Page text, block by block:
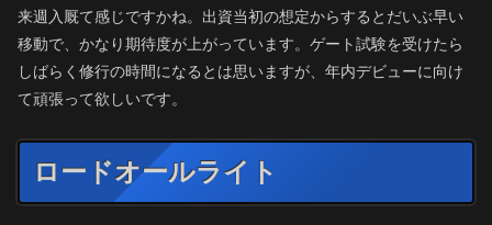
来週入厩て感じですかね。出資当初の想定からするとだいぶ早い
移動で、かなり期待度が上がっています。ゲート試験を受けたら
しばらく修行の時間になるとは思いますが、年内デビューに向け
て頑張って欲しいです。
ロードオールライト